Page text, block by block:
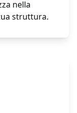
nella
struttura.